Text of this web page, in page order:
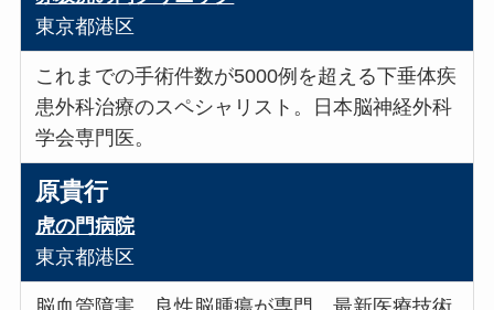
東京都港区
これまでの手術件数が5000例を超える下垂体疾
患外科治療のスペシャリスト。日本脳神経外科
学会専門医。
原貴行
虎の門病院
東京都港区